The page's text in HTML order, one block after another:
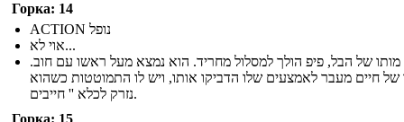
Горка: 14
ACTION נופל
אוי לא...
של הבל, פיפ הולך למסלול מחריד. הוא נמצא מעל ראשו עם חוב.
של חיים מעבר לאמצעים שלו הדביקו אותו, ויש לו התמוטטות כשהוא
נזרק לכלא '' חייבים.
Горка: 15